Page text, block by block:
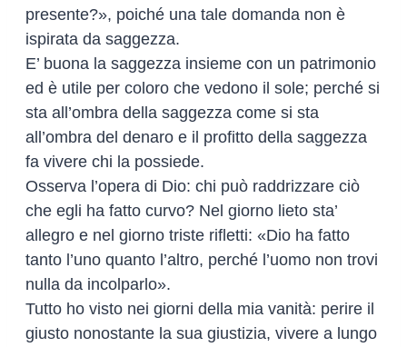
presente?», poiché una tale domanda non è
ispirata da saggezza.
E’ buona la saggezza insieme con un patrimonio
ed è utile per coloro che vedono il sole; perché si
sta all’ombra della saggezza come si sta
all’ombra del denaro e il profitto della saggezza
fa vivere chi la possiede.
Osserva l’opera di Dio: chi può raddrizzare ciò
che egli ha fatto curvo? Nel giorno lieto sta’
allegro e nel giorno triste rifletti: «Dio ha fatto
tanto l’uno quanto l’altro, perché l’uomo non trovi
nulla da incolparlo».
Tutto ho visto nei giorni della mia vanità: perire il
giusto nonostante la sua giustizia, vivere a lungo